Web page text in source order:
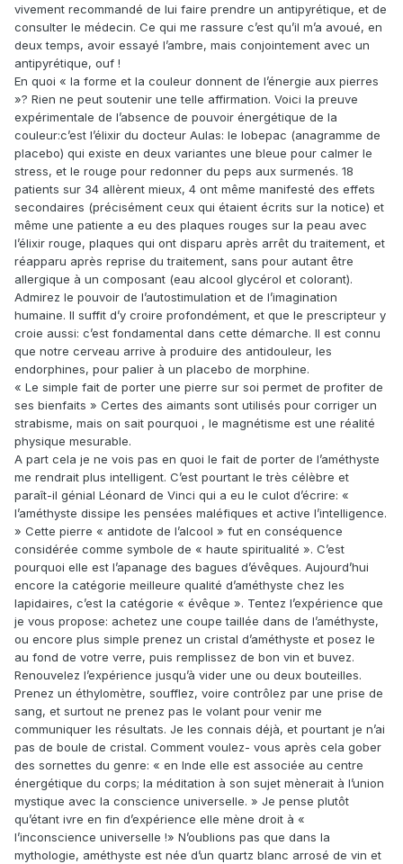
vivement recommandé de lui faire prendre un antipyrétique, et de
consulter le médecin. Ce qui me rassure c’est qu’il m’a avoué, en
deux temps, avoir essayé l’ambre, mais conjointement avec un
antipyrétique, ouf !
En quoi « la forme et la couleur donnent de l’énergie aux pierres
»? Rien ne peut soutenir une telle affirmation. Voici la preuve
expérimentale de l’absence de pouvoir énergétique de la
couleur:c’est l’élixir du docteur Aulas: le lobepac (anagramme de
placebo) qui existe en deux variantes une bleue pour calmer le
stress, et le rouge pour redonner du peps aux surmenés. 18
patients sur 34 allèrent mieux, 4 ont même manifesté des effets
secondaires (précisément ceux qui étaient écrits sur la notice) et
même une patiente a eu des plaques rouges sur la peau avec
l’élixir rouge, plaques qui ont disparu après arrêt du traitement, et
réapparu après reprise du traitement, sans pour autant être
allergique à un composant (eau alcool glycérol et colorant).
Admirez le pouvoir de l’autostimulation et de l’imagination
humaine. Il suffit d’y croire profondément, et que le prescripteur y
croie aussi: c’est fondamental dans cette démarche. Il est connu
que notre cerveau arrive à produire des antidouleur, les
endorphines, pour palier à un placebo de morphine.
« Le simple fait de porter une pierre sur soi permet de profiter de
ses bienfaits » Certes des aimants sont utilisés pour corriger un
strabisme, mais on sait pourquoi , le magnétisme est une réalité
physique mesurable.
A part cela je ne vois pas en quoi le fait de porter de l’améthyste
me rendrait plus intelligent. C’est pourtant le très célèbre et
paraît-il génial Léonard de Vinci qui a eu le culot d’écrire: «
l’améthyste dissipe les pensées maléfiques et active l’intelligence.
» Cette pierre « antidote de l’alcool » fut en conséquence
considérée comme symbole de « haute spiritualité ». C’est
pourquoi elle est l’apanage des bagues d’évêques. Aujourd’hui
encore la catégorie meilleure qualité d’améthyste chez les
lapidaires, c’est la catégorie « évêque ». Tentez l’expérience que
je vous propose: achetez une coupe taillée dans de l’améthyste,
ou encore plus simple prenez un cristal d’améthyste et posez le
au fond de votre verre, puis remplissez de bon vin et buvez.
Renouvelez l’expérience jusqu’à vider une ou deux bouteilles.
Prenez un éthylomètre, soufflez, voire contrôlez par une prise de
sang, et surtout ne prenez pas le volant pour venir me
communiquer les résultats. Je les connais déjà, et pourtant je n’ai
pas de boule de cristal. Comment voulez- vous après cela gober
des sornettes du genre: « en Inde elle est associée au centre
énergétique du corps; la méditation à son sujet mènerait à l’union
mystique avec la conscience universelle. » Je pense plutôt
qu’étant ivre en fin d’expérience elle mène droit à «
l’inconscience universelle !» N’oublions pas que dans la
mythologie, améthyste est née d’un quartz blanc arrosé de vin et